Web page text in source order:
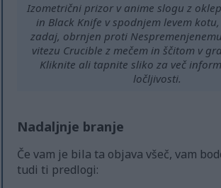
Izometrični prizor v anime slogu z
in Black Knife v spodnjem levem
zadaj, obrnjen proti
vitezu Crucible z mečem in ščitom v
Kliknite ali tapnite sliko za več
ločljivosti.
Nadaljnje branje
Če vam je bila ta objava všeč, vam
tudi ti predlogi: